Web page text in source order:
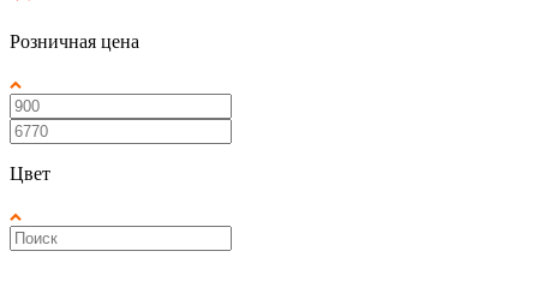
Розничная цена
Цвет